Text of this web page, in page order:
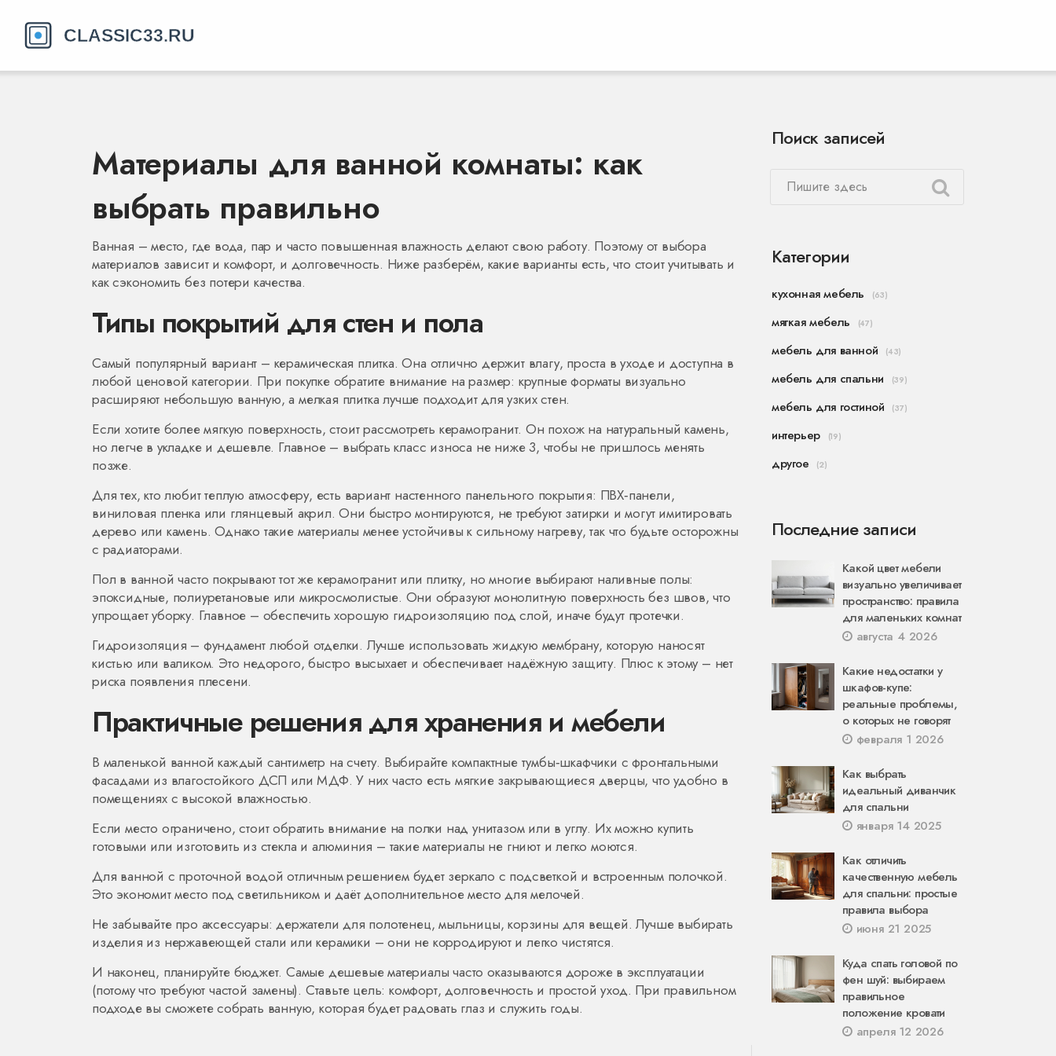
Материалы для ванной комнаты: как
выбрать правильно
Ванная – место, где вода, пар и часто повышенная влажность делают свою работу. Поэтому от выбора
материалов зависит и комфорт, и долговечность. Ниже разберём, какие варианты есть, что стоит учитывать и
как сэкономить без потери качества.
Типы покрытий для стен и пола
Самый популярный вариант – керамическая плитка. Она отлично держит влагу, проста в уходе и доступна в
любой ценовой категории. При покупке обратите внимание на размер: крупные форматы визуально
расширяют небольшую ванную, а мелкая плитка лучше подходит для узких стен.
Если хотите более мягкую поверхность, стоит рассмотреть керамогранит. Он похож на натуральный камень,
но легче в укладке и дешевле. Главное – выбрать класс износа не ниже 3, чтобы не пришлось менять
позже.
Для тех, кто любит теплую атмосферу, есть вариант настенного панельного покрытия: ПВХ‑панели,
виниловая пленка или глянцевый акрил. Они быстро монтируются, не требуют затирки и могут имитировать
дерево или камень. Однако такие материалы менее устойчивы к сильному нагреву, так что будьте осторожны
с радиаторами.
Пол в ванной часто покрывают тот же керамогранит или плитку, но многие выбирают наливные полы:
эпоксидные, полиуретановые или микросмолистые. Они образуют монолитную поверхность без швов, что
упрощает уборку. Главное – обеспечить хорошую гидроизоляцию под слой, иначе будут протечки.
Гидроизоляция – фундамент любой отделки. Лучше использовать жидкую мембрану, которую наносят
кистью или валиком. Это недорого, быстро высыхает и обеспечивает надёжную защиту. Плюс к этому – нет
риска появления плесени.
Практичные решения для хранения и мебели
В маленькой ванной каждый сантиметр на счету. Выбирайте компактные тумбы‑шкафчики с фронтальными
фасадами из влагостойкого ДСП или МДФ. У них часто есть мягкие закрывающиеся дверцы, что удобно в
помещениях с высокой влажностью.
Если место ограничено, стоит обратить внимание на полки над унитазом или в углу. Их можно купить
готовыми или изготовить из стекла и алюминия – такие материалы не гниют и легко моются.
Для ванной с проточной водой отличным решением будет зеркало с подсветкой и встроенным полочкой.
Это экономит место под светильником и даёт дополнительное место для мелочей.
Не забывайте про аксессуары: держатели для полотенец, мыльницы, корзины для вещей. Лучше выбирать
изделия из нержавеющей стали или керамики – они не корродируют и легко чистятся.
И наконец, планируйте бюджет. Самые дешевые материалы часто оказываются дороже в эксплуатации
(потому что требуют частой замены). Ставьте цель: комфорт, долговечность и простой уход. При правильном
подходе вы сможете собрать ванную, которая будет радовать глаз и служить годы.
Поиск записей
Категории
кухонная мебель (63)
мягкая мебель (47)
мебель для ванной (43)
мебель для спальни (39)
мебель для гостиной (37)
интерьер (19)
другое (2)
Последние записи
Какой цвет мебели
визуально увеличивает
пространство: правила
для маленьких комнат
августа 4 2026
Какие недостатки у
шкафов-купе:
реальные проблемы,
о которых не говорят
февраля 1 2026
Как выбрать
идеальный диванчик
для спальни
января 14 2025
Как отличить
качественную мебель
для спальни: простые
правила выбора
июня 21 2025
Куда спать головой по
фен шуй: выбираем
правильное
положение кровати
апреля 12 2026